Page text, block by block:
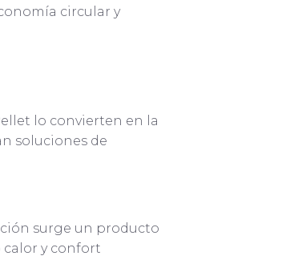
circular y
lo convierten en la
soluciones de
surge un producto
y confort